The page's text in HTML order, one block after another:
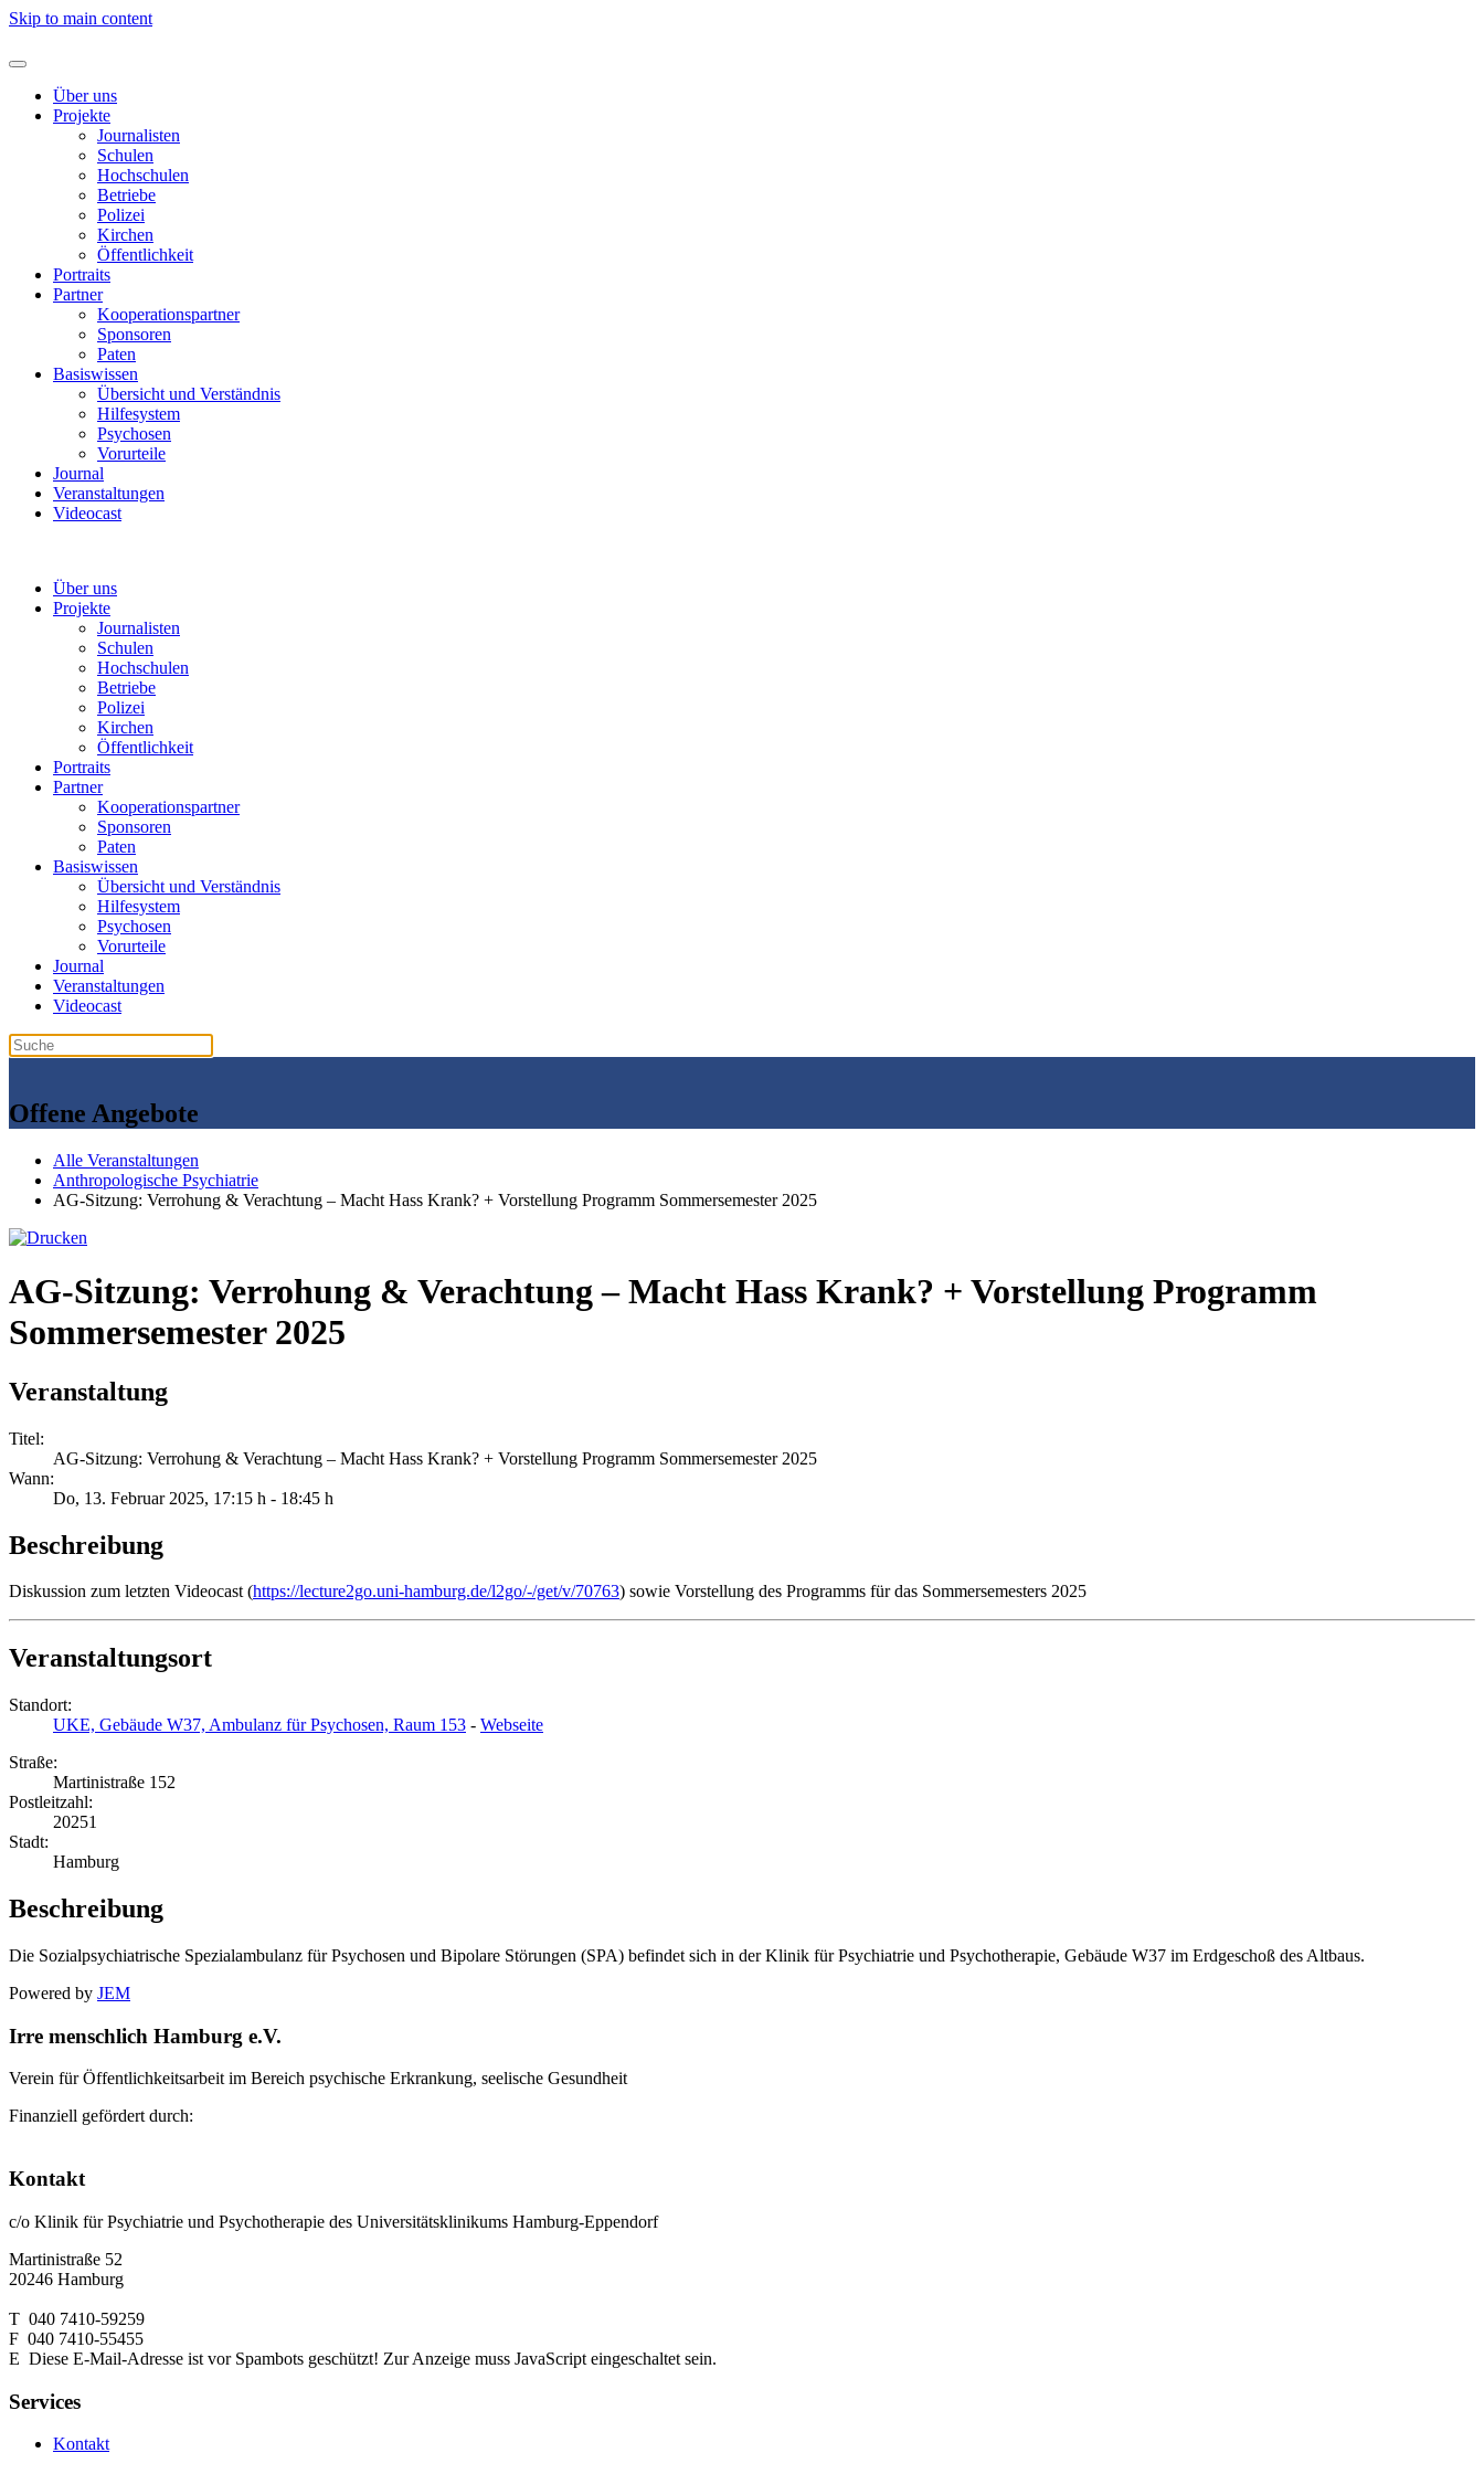
Skip to main content
Über uns
Projekte
Journalisten
Schulen
Hochschulen
Betriebe
Polizei
Kirchen
Öffentlichkeit
Portraits
Partner
Kooperationspartner
Sponsoren
Paten
Basiswissen
Übersicht und Verständnis
Hilfesystem
Psychosen
Vorurteile
Journal
Veranstaltungen
Videocast
Über uns
Projekte
Journalisten
Schulen
Hochschulen
Betriebe
Polizei
Kirchen
Öffentlichkeit
Portraits
Partner
Kooperationspartner
Sponsoren
Paten
Basiswissen
Übersicht und Verständnis
Hilfesystem
Psychosen
Vorurteile
Journal
Veranstaltungen
Videocast
Offene Angebote
Alle Veranstaltungen
Anthropologische Psychiatrie
AG-Sitzung: Verrohung & Verachtung – Macht Hass Krank? + Vorstellung Programm Sommersemester 2025
AG-Sitzung: Verrohung & Verachtung – Macht Hass Krank? + Vorstellung Programm
Sommersemester 2025
Veranstaltung
Titel:
AG-Sitzung: Verrohung & Verachtung – Macht Hass Krank? + Vorstellung Programm Sommersemester 2025
Wann:
Do, 13. Februar 2025, 17:15 h - 18:45 h
Beschreibung
Diskussion zum letzten Videocast (https://lecture2go.uni-hamburg.de/l2go/-/get/v/70763) sowie Vorstellung des Programms für das Sommersemesters 2025
Veranstaltungsort
Standort:
UKE, Gebäude W37, Ambulanz für Psychosen, Raum 153 - Webseite
Straße:
Martinistraße 152
Postleitzahl:
20251
Stadt:
Hamburg
Beschreibung
Die Sozialpsychiatrische Spezialambulanz für Psychosen und Bipolare Störungen (SPA) befindet sich in der Klinik für Psychiatrie und Psychotherapie, Gebäude W37 im Erdgeschoß des Altbaus.
Powered by JEM
Irre menschlich Hamburg e.V.
Verein für Öffentlichkeitsarbeit im Bereich psychische Erkrankung, seelische Gesundheit
Finanziell gefördert durch:
Kontakt
c/o Klinik für Psychiatrie und Psychotherapie des Universitätsklinikums Hamburg-Eppendorf
Martinistraße 52
20246 Hamburg
T 040 7410-59259
F 040 7410-55455
E Diese E-Mail-Adresse ist vor Spambots geschützt! Zur Anzeige muss JavaScript eingeschaltet sein.
Services
Kontakt